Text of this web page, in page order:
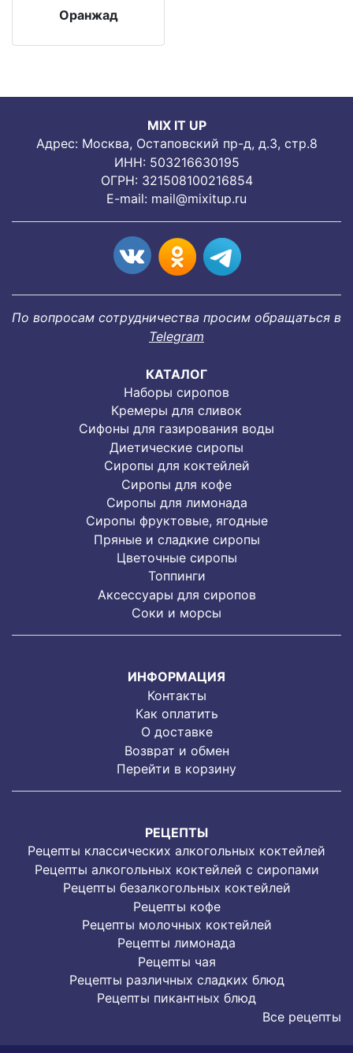
Оранжад
MIX IT UP
Адрес: Москва, Остаповский пр-д, д.3, стр.8
ИНН: 503216630195
ОГРН: 321508100216854
E-mail: mail@mixitup.ru
По вопросам сотрудничества просим обращаться в
Telegram
КАТАЛОГ
Наборы сиропов
Кремеры для сливок
Сифоны для газирования воды
Диетические сиропы
Сиропы для коктейлей
Сиропы для кофе
Сиропы для лимонада
Cиропы фруктовые, ягодные
Пряные и сладкие сиропы
Цветочные сиропы
Топпинги
Аксессуары для сиропов
Соки и морсы
ИНФОРМАЦИЯ
Контакты
Как оплатить
О доставке
Возврат и обмен
Перейти в корзину
РЕЦЕПТЫ
Рецепты классических алкогольных коктейлей
Рецепты алкогольных коктейлей с сиропами
Рецепты безалкогольных коктейлей
Рецепты кофе
Рецепты молочных коктейлей
Рецепты лимонада
Рецепты чая
Рецепты различных сладких блюд
Рецепты пикантных блюд
Все рецепты